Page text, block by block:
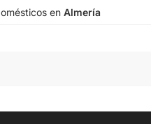
en Almería